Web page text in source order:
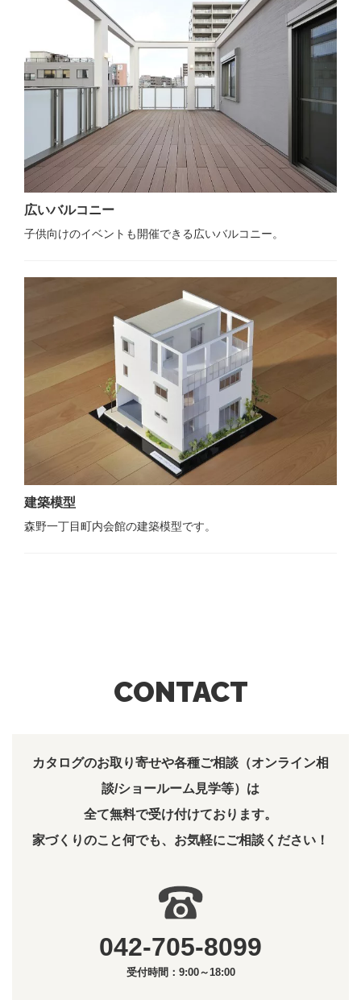
広いバルコニー
子供向けのイベントも開催できる広いバルコニー。
建築模型
森野一丁目町内会館の建築模型です。
CONTACT
カタログのお取り寄せや各種ご相談（オンライン相
談/ショールーム見学等）は
全て無料で受け付けております。
家づくりのこと何でも、お気軽にご相談ください！
042-705-8099
受付時間：9:00～18:00